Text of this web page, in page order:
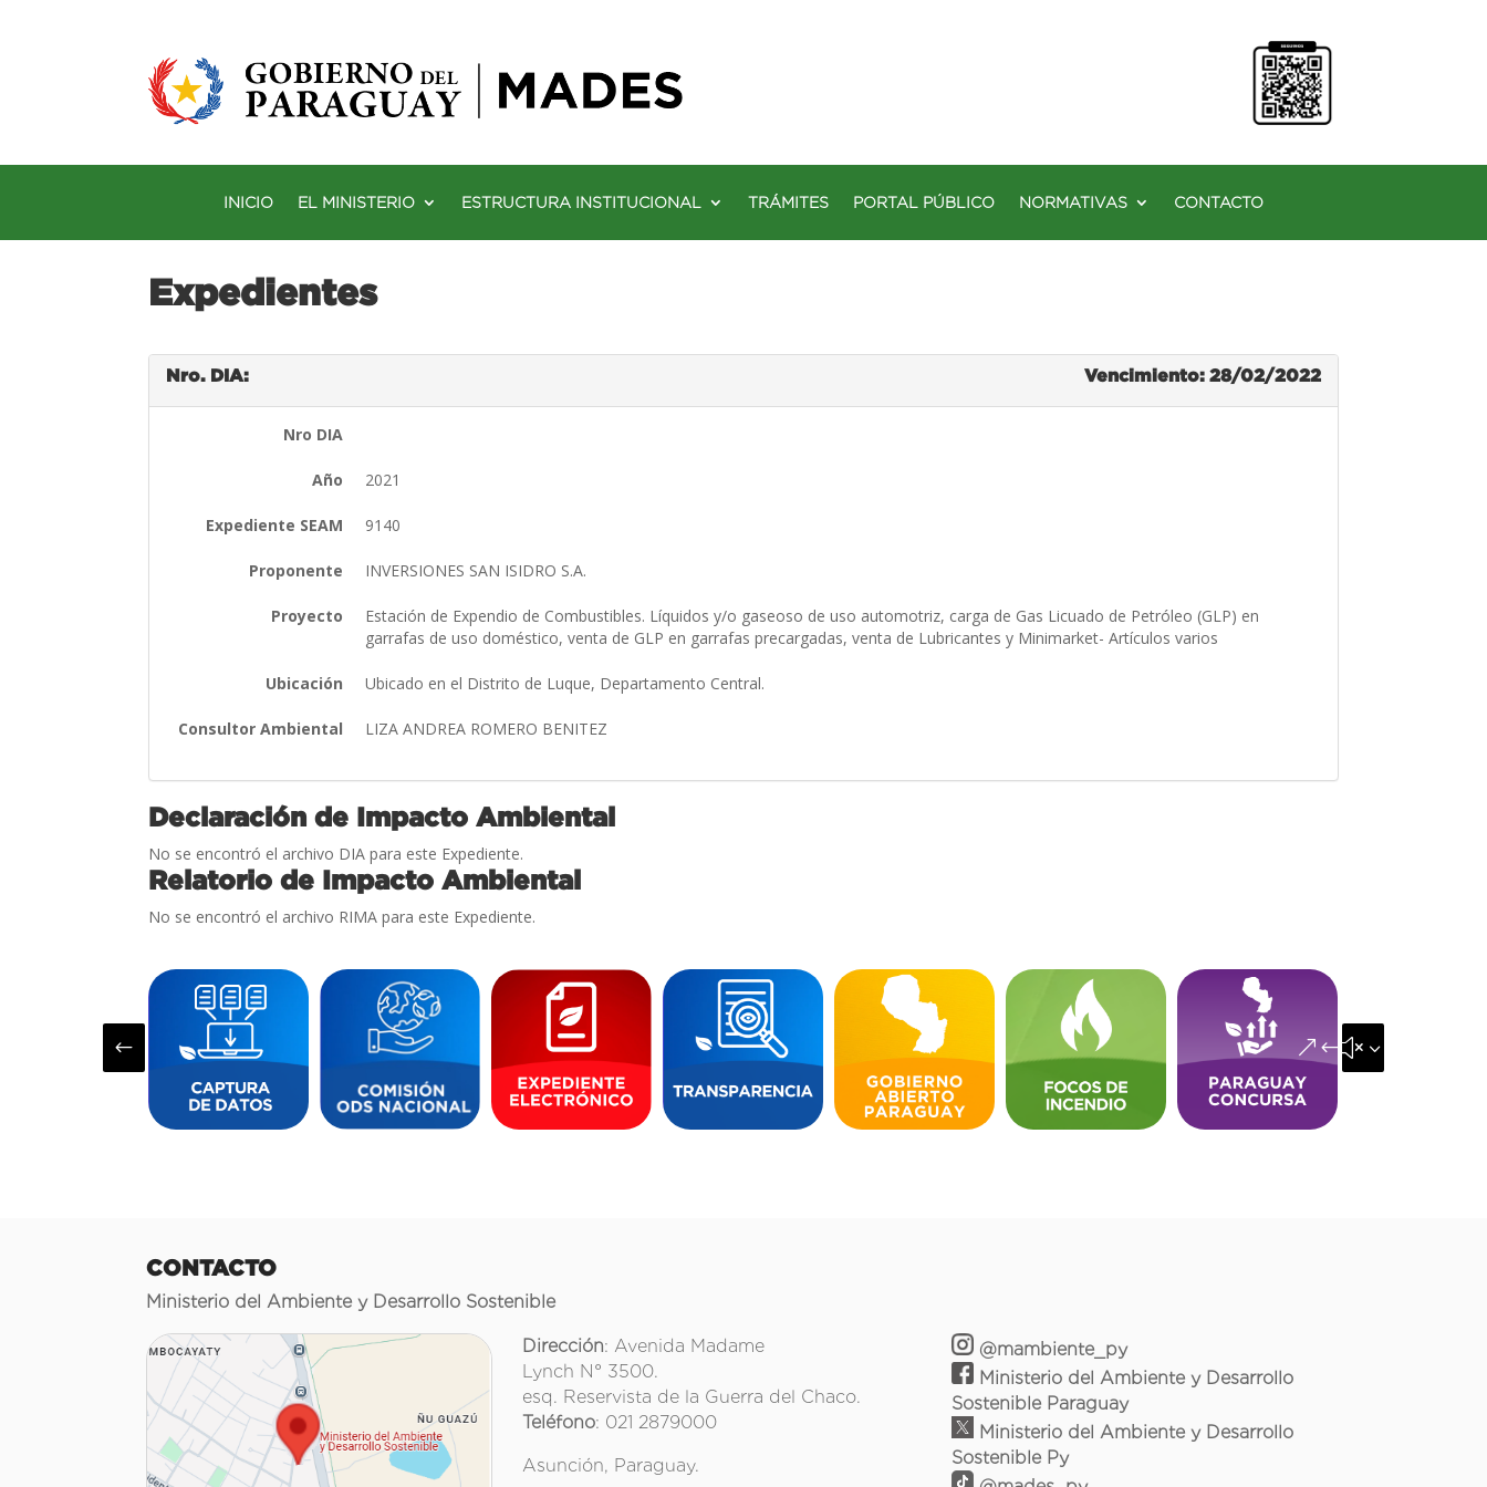
INICIO EL MINISTERIO ESTRUCTURA INSTITUCIONAL TRÁMITES PORTAL PÚBLICO NORMATIVAS CONTACTO
Expedientes
Nro. DIA: Vencimiento: 28/02/2022
Nro DIA
Año 2021
Expediente SEAM 9140
Proponente INVERSIONES SAN ISIDRO S.A.
Proyecto
Estación de Expendio de Combustibles. Líquidos y/o gaseoso de uso automotriz, carga de Gas Licuado de Petróleo (GLP) en
garrafas de uso doméstico, venta de GLP en garrafas precargadas, venta de Lubricantes y Minimarket- Artículos varios
Ubicación Ubicado en el Distrito de Luque, Departamento Central.
Consultor Ambiental LIZA ANDREA ROMERO BENITEZ
Declaración de Impacto Ambiental
No se encontró el archivo DIA para este Expediente.
Relatorio de Impacto Ambiental
No se encontró el archivo RIMA para este Expediente.
# &#x35;
CONTACTO
Ministerio del Ambiente y Desarrollo Sostenible
Dirección: Avenida Madame
Lynch N° 3500.
esq. Reservista de la Guerra del Chaco.
Teléfono: 021 2879000
Asunción, Paraguay.
@mambiente_py
Ministerio del Ambiente y Desarrollo
Sostenible Paraguay
Ministerio del Ambiente y Desarrollo
Sostenible Py